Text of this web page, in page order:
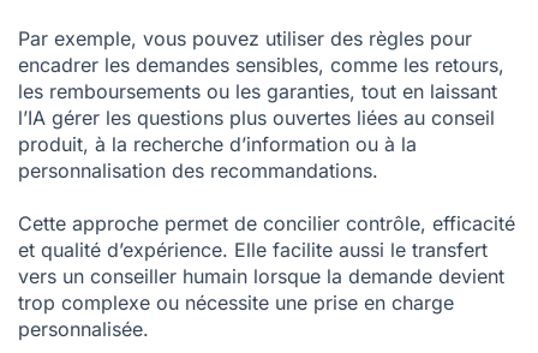
Par exemple, vous pouvez utiliser des règles pour
encadrer les demandes sensibles, comme les retours,
les remboursements ou les garanties, tout en laissant
l’IA gérer les questions plus ouvertes liées au conseil
produit, à la recherche d’information ou à la
personnalisation des recommandations.
Cette approche permet de concilier contrôle, efficacité
et qualité d’expérience. Elle facilite aussi le transfert
vers un conseiller humain lorsque la demande devient
trop complexe ou nécessite une prise en charge
personnalisée.